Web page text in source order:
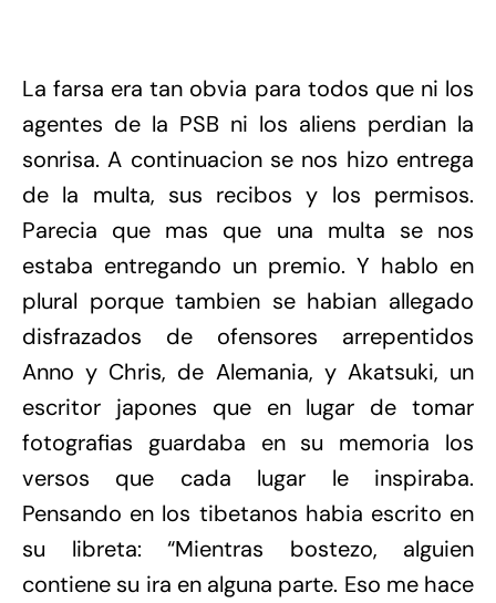
La farsa era tan obvia para todos que ni los
agentes de la PSB ni los aliens perdian la
sonrisa. A continuacion se nos hizo entrega
de la multa, sus recibos y los permisos.
Parecia que mas que una multa se nos
estaba entregando un premio. Y hablo en
plural porque tambien se habian allegado
disfrazados de ofensores arrepentidos
Anno y Chris, de Alemania, y Akatsuki, un
escritor japones que en lugar de tomar
fotografias guardaba en su memoria los
versos que cada lugar le inspiraba.
Pensando en los tibetanos habia escrito en
su libreta: “Mientras bostezo, alguien
contiene su ira en alguna parte. Eso me hace